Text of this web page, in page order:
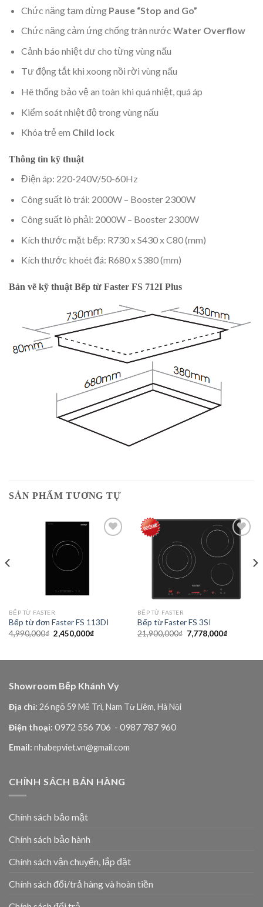
Chức năng tạm dừng Pause “Stop and Go”
Chức năng cảm ứng chống tràn nước Water Overflow
Cảnh báo nhiệt dư cho từng vùng nấu
Tư động tắt khi xoong nồi rời vùng nấu
Hê thống bảo vệ an toàn khi quá nhiệt, quá áp
Kiểm soát nhiệt độ trong vùng nấu
Khóa trẻ em Child lock
Thông tin kỹ thuật
Điện áp: 220-240V/50-60Hz
Công suất lò trái: 2000W – Booster 2300W
Công suất lò phải: 2000W – Booster 2300W
Kích thước mặt bếp: R730 x S430 x C80 (mm)
Kích thước khoét đá: R680 x S380 (mm)
Bản vẽ kỹ thuật Bếp từ Faster FS 712I Plus
SẢN PHẨM TƯƠNG TỰ
BẾP TỪ FASTER
Bếp từ đơn Faster FS 113DI
4,990,000₫ Giá
gốc
2,450,000₫Giá
Add to
wishlist
BẾP TỪ FASTER
Bếp từ Faster FS 3SI
21,900,000₫ Giá
gốc
7,778,000₫Giá
Showroom Bếp Khánh Vy
Địa chỉ: 26 ngõ 59 Mễ Trì, Nam Từ Liêm, Hà Nội
Điện thoại: 0972 556 706 - 0987 787 960
Email: nhabepviet.vn@gmail.com
CHÍNH SÁCH BÁN HÀNG
Chính sách bảo mật
Chính sách bảo hành
Chính sách vận chuyển, lắp đặt
Chính sách đổi/trả hàng và hoàn tiền